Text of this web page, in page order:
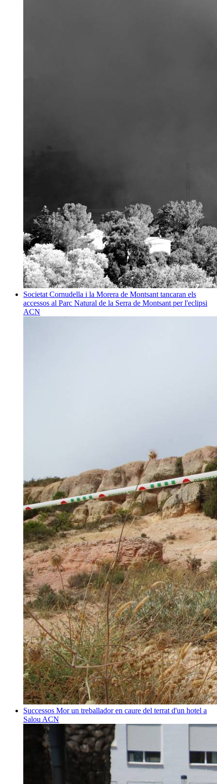
Societat Cornudella i la Morera de Montsant tancaran els
accessos al Parc Natural de la Serra de Montsant per l'eclipsi
ACN
Successos Mor un treballador en caure del terrat d'un hotel a
Salou ACN